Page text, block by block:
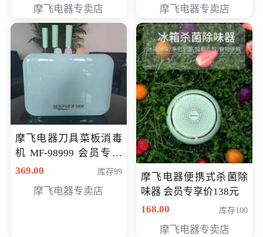
摩飞电器专卖店 摩飞电器专卖店
摩飞电器刀具菜板消毒
机 MF-98999 会员专享
价286元
369.00 库存99
摩飞电器专卖店
摩飞电器便携式杀菌除
味器 会员专享价138元
168.00
库存100
摩飞电器专卖店